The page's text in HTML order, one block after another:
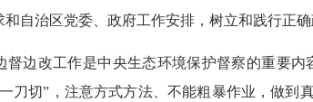
自治区党委、政府工作安排，树立和践行正
督边改工作是中央生态环境保护督察的重要
刀切”，注意方式方法、不能粗暴作业，做